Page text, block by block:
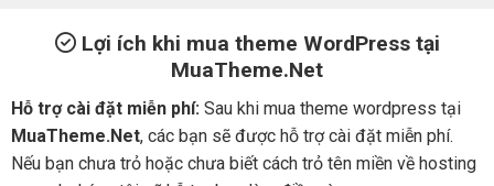
Lợi ích khi mua theme WordPress tại
MuaTheme.Net
Hỗ trợ cài đặt miễn phí: Sau khi mua theme wordpress tại
MuaTheme.Net, các bạn sẽ được hỗ trợ cài đặt miễn phí.
Nếu bạn chưa trỏ hoặc chưa biết cách trỏ tên miền về hosting